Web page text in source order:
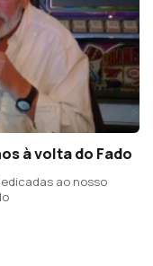
à volta do Fado
ao nosso